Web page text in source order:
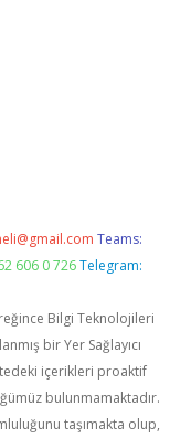
Teams:
606 0 726 Telegram:
Bilgi Teknolojileri
bir Yer Sağlayıcı
içerikleri proaktif
bulunmamaktadır.
taşımakta olup,